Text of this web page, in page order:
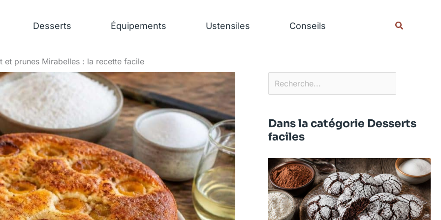
Desserts Équipements Ustensiles Conseils
et prunes Mirabelles : la recette facile
Dans la catégorie Desserts
faciles